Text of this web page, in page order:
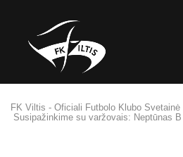
FK Viltis - Oficiali Futbolo Klubo Svetainė
Susipažinkime su varžovais: Neptūnas B